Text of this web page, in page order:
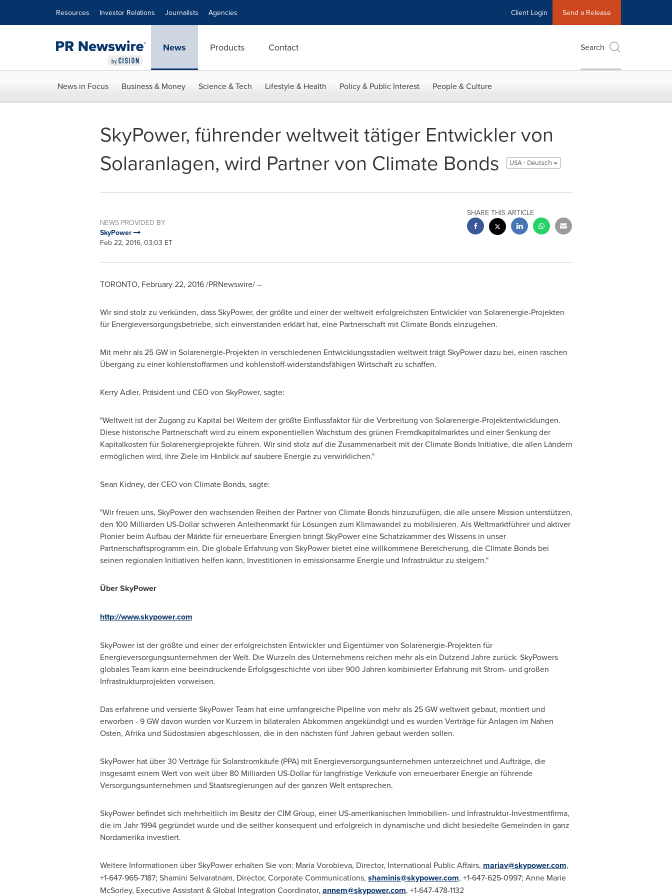
Resources Investor Relations Journalists Agencies Client Login Send a Release
News Products Contact Search
News in Focus Business & Money Science & Tech Lifestyle & Health Policy & Public Interest People & Culture
SkyPower, führender weltweit tätiger Entwickler von
Solaranlagen, wird Partner von Climate Bonds
USA - Deutsch
NEWS PROVIDED BY
SkyPower
Feb 22, 2016, 03:03 ET
SHARE THIS ARTICLE
TORONTO, February 22, 2016/PRNewswire/ --
Wir sind stolz zu verkünden, dass SkyPower, der größte und einer der weltweit erfolgreichsten Entwickler von Solarenergie-Projekten
für Energieversorgungsbetriebe, sich einverstanden erklärt hat, eine Partnerschaft mit Climate Bonds einzugehen.
Mit mehr als 25 GW in Solarenergie-Projekten in verschiedenen Entwicklungsstadien weltweit trägt SkyPower dazu bei, einen raschen
Übergang zu einer kohlenstoffarmen und kohlenstoff-widerstandsfähigen Wirtschaft zu schaffen.
Kerry Adler, Präsident und CEOvon SkyPower, sagte:
"Weltweit ist der Zugang zu Kapital bei Weitem der größte Einflussfaktor für die Verbreitung von Solarenergie-Projektentwicklungen.
Diese historische Partnerschaft wird zu einem exponentiellen Wachstum des grünen Fremdkapitalmarktes und einer Senkung der
Kapitalkosten für Solarenergieprojekte führen. Wir sind stolz auf die Zusammenarbeit mit der Climate Bonds Initiative, die allen Ländern
ermöglichen wird, ihre Ziele im Hinblick auf saubere Energie zu verwirklichen."
Sean Kidney, der CEO von Climate Bonds, sagte:
"Wir freuen uns, SkyPower den wachsenden Reihen der Partner von Climate Bonds hinzuzufügen, die alle unsere Mission unterstützen,
den 100 Milliarden US-Dollar schweren Anleihenmarkt für Lösungen zum Klimawandel zu mobilisieren. Als Weltmarktführer und aktiver
Pionier beim Aufbau der Märkte für erneuerbare Energien bringt SkyPower eine Schatzkammer des Wissens in unser
Partnerschaftsprogramm ein. Die globale Erfahrung von SkyPower bietet eine willkommene Bereicherung, die Climate Bonds bei
seinen regionalen Initiativen helfen kann, Investitionen in emissionsarme Energie und Infrastruktur zu steigern."
Über SkyPower
http://www.skypower.com
SkyPower ist der größte und einer der erfolgreichsten Entwickler und Eigentümer von Solarenergie-Projekten für
Energieversorgungsunternehmen der Welt. Die Wurzeln des Unternehmens reichen mehr als ein Dutzend Jahre zurück. SkyPowers
globales Team kann eine beeindruckende Erfolgsgeschichte von über 900 Jahren kombinierter Erfahrung mit Strom- und großen
Infrastrukturprojekten vorweisen.
Das erfahrene und versierte SkyPower Team hat eine umfangreiche Pipeline von mehr als 25 GW weltweit gebaut, montiert und
erworben - 9 GW davon wurden vor Kurzem in bilateralen Abkommen angekündigt und es wurden Verträge für Anlagen im Nahen
Osten, Afrika und Südostasien abgeschlossen, die in den nächsten fünf Jahren gebaut werden sollen.
SkyPower hat über 30 Verträge für Solarstromkäufe (PPA) mit Energieversorgungsunternehmen unterzeichnet und Aufträge, die
insgesamt einem Wert von weit über 80 Milliarden US-Dollar für langfristige Verkäufe von erneuerbarer Energie an führende
Versorgungsunternehmen und Staatsregierungen auf der ganzen Welt entsprechen.
SkyPower befindet sich mehrheitlich im Besitz der CIM Group, einer US-amerikanischen Immobilien- und Infrastruktur-Investmentfirma,
die im Jahr 1994 gegründet wurde und die seither konsequent und erfolgreich in dynamische und dicht besiedelte Gemeinden in ganz
Nordamerika investiert.
Weitere Informationen über SkyPower erhalten Sie von: Maria Vorobieva, Director, International Public Affairs, mariav@skypower.com,
+1-647-965-7187; Shamini Selvaratnam, Director, Corporate Communications, shaminis@skypower.com, +1-647-625-0997; Anne Marie
McSorley, Executive Assistant & Global Integration Coordinator, annem@skypower.com, +1-647-478-1132